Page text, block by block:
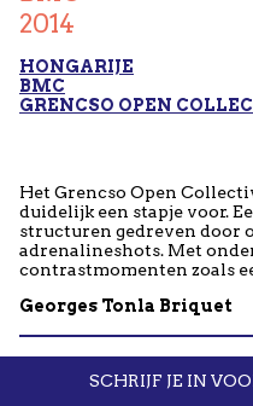
2014
HONGARIJE
BMC
GRENCSO OPEN
Het Grencso Open
duidelijk een stapje voor.
structuren gedreven door
adrenalineshots. Met
contrastmomenten zoals
Georges Tonla Briquet
SCHRIJF JE IN